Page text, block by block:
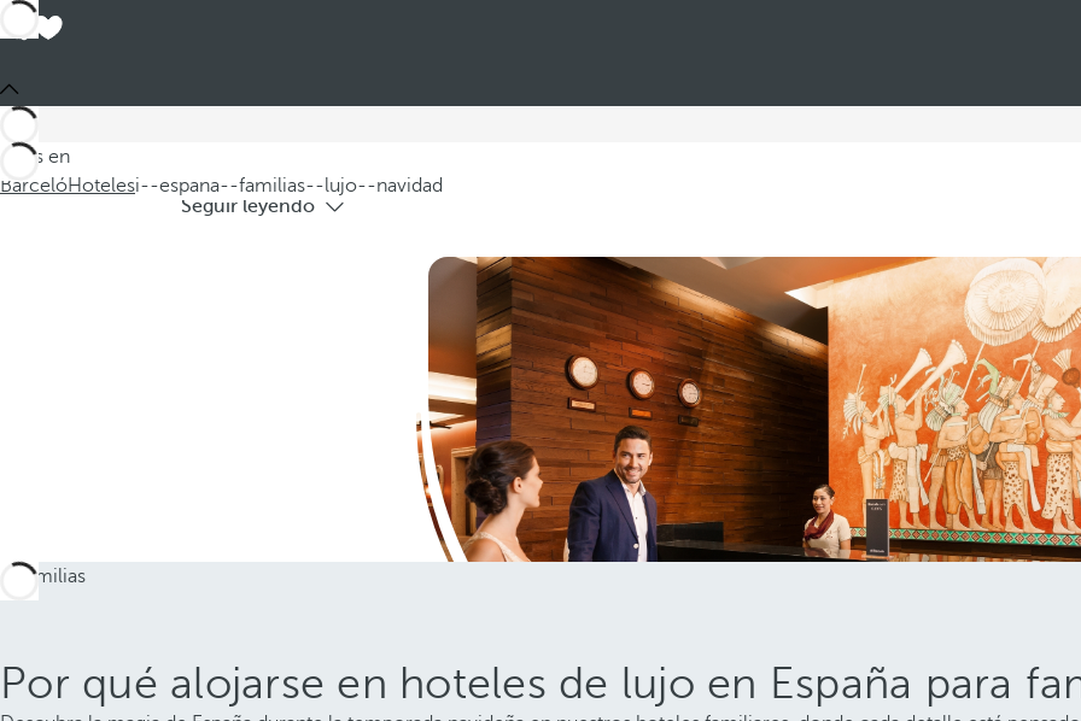
Estás en
BarcelóHotelesi--espana--familias--lujo--navidad
Hoteles en España para familias de
Seguir leyendo
Por qué alojarse en hoteles de lujo en España para